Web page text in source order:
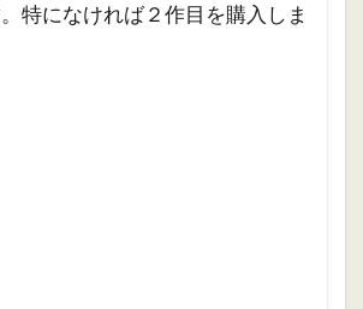
特になければ２作目を購入しま